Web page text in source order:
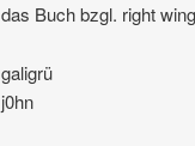
das Buch bzgl. right
galigrü
j0hn